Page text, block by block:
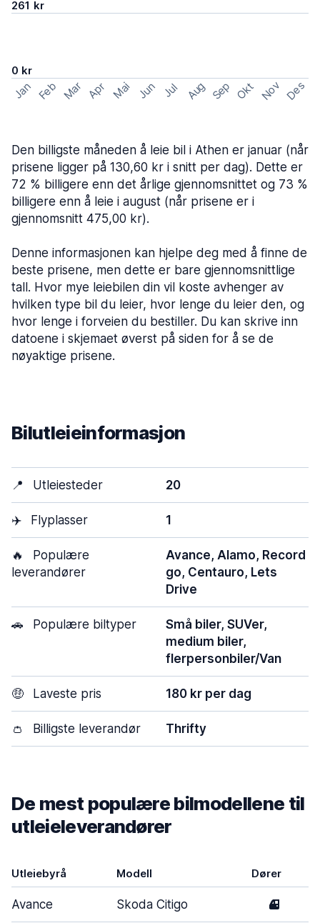
261 kr
0 kr
Jan Feb Mar Apr Mai Jun Jul Aug Sep Okt Nov Des
Den billigste måneden å leie bil i Athen er januar (når
prisene ligger på 130,60 kr i snitt per dag). Dette er
72 % billigere enn det årlige gjennomsnittet og 73 %
billigere enn å leie i august (når prisene er i
gjennomsnitt 475,00 kr).
Denne informasjonen kan hjelpe deg med å finne de
beste prisene, men dette er bare gjennomsnittlige
tall. Hvor mye leiebilen din vil koste avhenger av
hvilken type bil du leier, hvor lenge du leier den, og
hvor lenge i forveien du bestiller. Du kan skrive inn
datoene i skjemaet øverst på siden for å se de
nøyaktige prisene.
Bilutleieinformasjon
📍 Utleiesteder 20
✈️ Flyplasser 1
🔥
Populære
leverandører
Avance, Alamo, Record
go, Centauro, Lets
Drive
🚗 Populære biltyper
Små biler, SUVer,
medium biler,
flerpersonbiler/Van
🤑 Laveste pris 180 kr per dag
👛 Billigste leverandør Thrifty
De mest populære bilmodellene til
utleieleverandører
Utleiebyrå Modell Dører
Avance Skoda Citigo 4